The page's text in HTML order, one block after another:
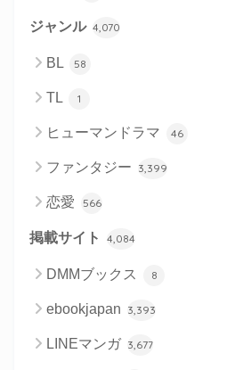
ジャンル 4,070
BL 58
TL 1
ヒューマンドラマ 46
ファンタジー 3,399
恋愛 566
掲載サイト 4,084
DMMブックス 8
ebookjapan 3,393
LINEマンガ 3,677